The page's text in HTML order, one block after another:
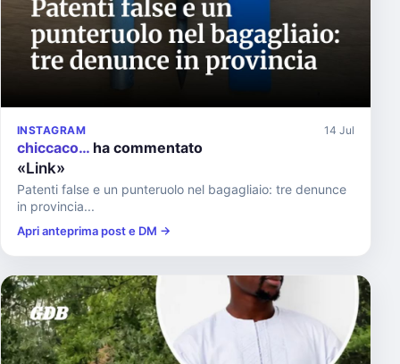
INSTAGRAM 14 Jul
chiccaco… ha commentato
«Link»
Patenti false e un punteruolo nel bagagliaio: tre denunce
in provincia...
Apri anteprima post e DM →